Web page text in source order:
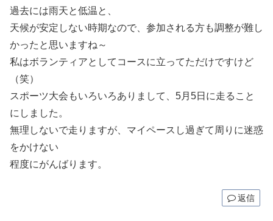
過去には雨天と低温と、
天候が安定しない時期なので、参加される方も調整が難し
かったと思いますね～
私はボランティアとしてコースに立ってただけですけど
（笑）
スポーツ大会もいろいろありまして、5月5日に走ること
にしました。
無理しないで走りますが、マイペースし過ぎて周りに迷惑
をかけない
程度にがんばります。
返信